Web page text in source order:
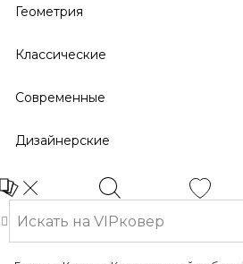
Геометрия
Классические
Современные
Дизайнерские